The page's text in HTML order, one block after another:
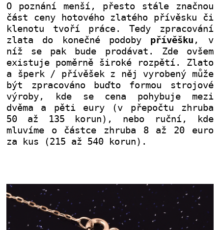
O poznání menší, přesto stále značnou
část ceny hotového zlatého přívěsku či
klenotu tvoří práce. Tedy zpracování
zlata do konečné podoby přívěšku , v
níž se pak bude prodávat. Zde ovšem
existuje poměrně široké rozpětí. Zlato
a šperk / přívěšek z něj vyrobený může
být zpracováno buďto formou strojové
výroby, kde se cena pohybuje mezi
dvěma a pěti eury (v přepočtu zhruba
50 až 135 korun), nebo ruční, kde
mluvíme o částce zhruba 8 až 20 euro
za kus (215 až 540 korun).